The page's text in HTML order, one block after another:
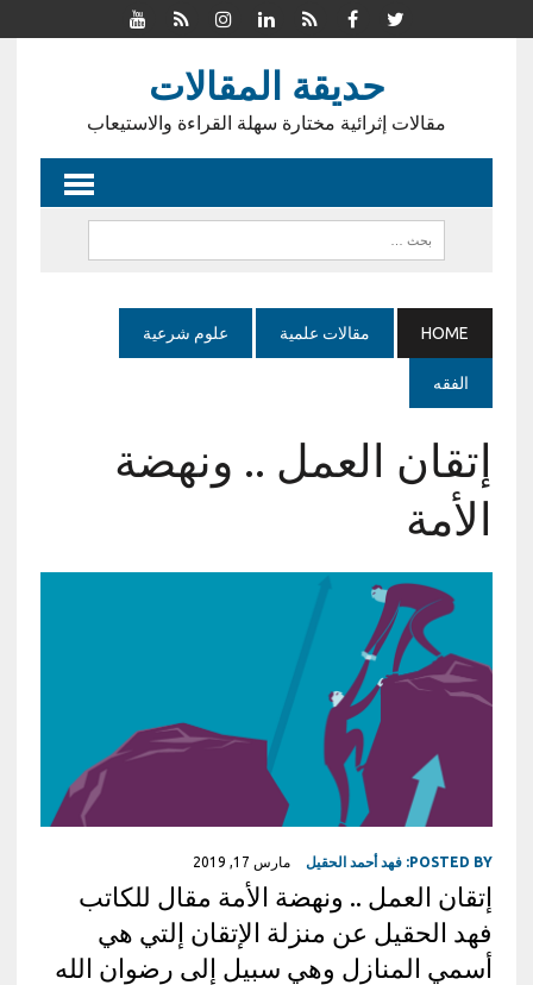
حديقة المقالات
مقالات إثرائية مختارة سهلة القراءة والاستيعاب
HOME مقالات علمية علوم شرعية
الفقه
إتقان العمل‏ ..‏ ونهضة
الأمة
POSTED BY: فهد أحمد الحقيل مارس 17, 2019
إتقان العمل‏ ..‏ ونهضة الأمة مقال للكاتب
فهد الحقيل عن منزلة الإتقان إلتي هي
أسمي المنازل وهي سبيل إلى رضوان الله